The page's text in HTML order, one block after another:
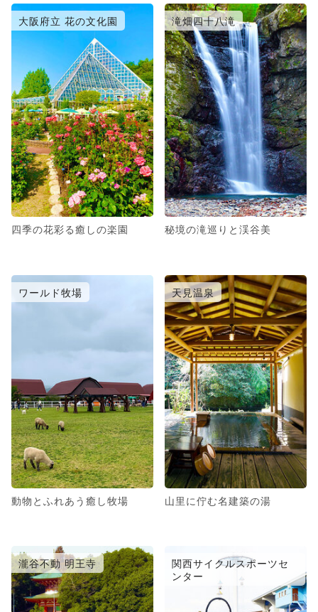
大阪府立 花の文化園
四季の花彩る癒しの楽園
滝畑四十八滝
秘境の滝巡りと渓谷美
ワールド牧場
動物とふれあう癒し牧場
天見温泉
山里に佇む名建築の湯
瀧谷不動 明王寺
関西サイクルスポーツセ
ンター